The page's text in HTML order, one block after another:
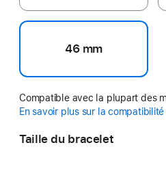
46 mm
Compatible avec la plupart des
En savoir plus sur la
Taille du bracelet